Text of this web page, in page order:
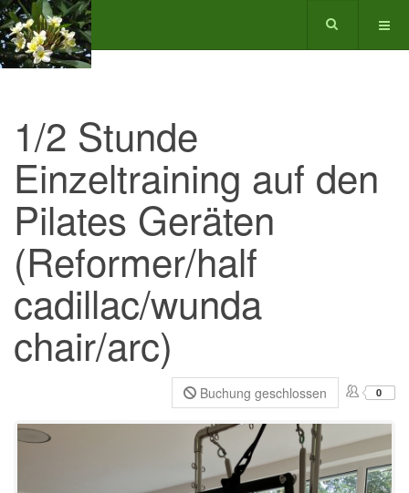
1/2 Stunde
Einzeltraining auf den
Pilates Geräten
(Reformer/half
cadillac/wunda
chair/arc)
Buchung geschlossen 0